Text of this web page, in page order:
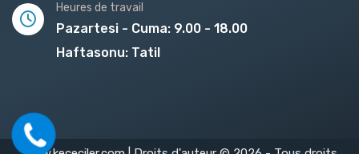
Heures de travail
Pazartesi - Cuma: 9.00 - 18.00
Haftasonu: Tatil